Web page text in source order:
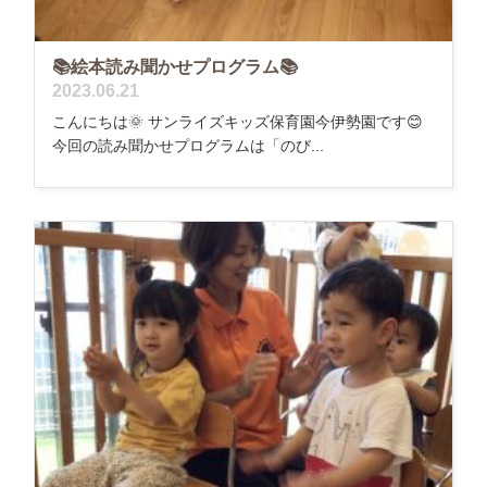
📚絵本読み聞かせプログラム📚
2023.06.21
こんにちは🌞 サンライズキッズ保育園今伊勢園です😊
今回の読み聞かせプログラムは「のび...